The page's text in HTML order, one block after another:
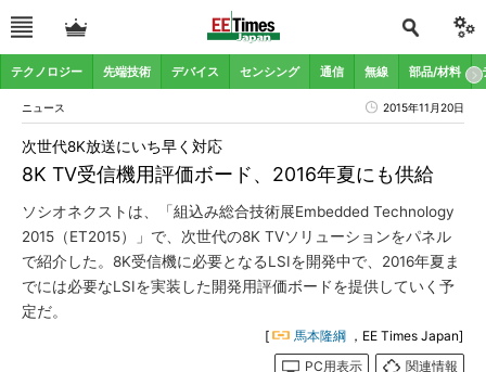
テクノロジー 先端技術 デバイス センシング 通信 無線 部品/材料
ニュース 2015年11月20日
8K TV受信機用評価ボード、2016年夏にも供給
次世代8K放送にいち早く対応
ソシオネクストは、「組込み総合技術展Embedded Technology
2015（ET2015）」で、次世代の8K TVソリューションをパネル
で紹介した。8K受信機に必要となるLSIを開発中で、2016年夏ま
でには必要なLSIを実装した開発用評価ボードを提供していく予
定だ。
[ 馬本隆綱 ，EE Times Japan]
PC用表示
関連情報